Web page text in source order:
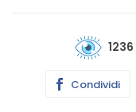
1236
Condividi